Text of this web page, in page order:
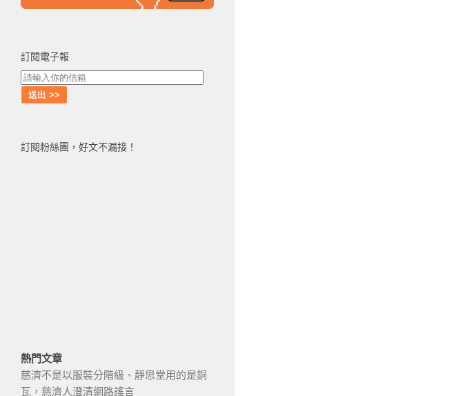
訂閱電子報
訂閱粉絲團，好文不漏接！
熱門文章
慈濟不是以服裝分階級、靜思堂用的是銅
瓦，慈濟人澄清網路謠言